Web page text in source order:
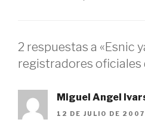
2 respuestas a «Esnic
registradores oficiales
Miguel Angel
12 DE JULIO DE